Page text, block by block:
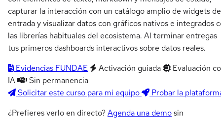
capturar la interacción con un catálogo amplio de widgets de
entrada y visualizar datos con gráficos nativos e integrados
las librerías habituales del ecosistema. Al terminar entregas
tus primeros dashboards interactivos sobre datos reales.
Evidencias FUNDAE
Activación guiada
Evaluación
IA
Sin permanencia
Solicitar este curso para mi equipo
Probar la
¿Prefieres verlo en directo?Agenda una demosin